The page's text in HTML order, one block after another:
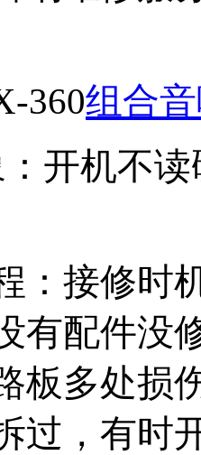
360组合
开机不读
：接修时
有配件没
板多处损
过，有时